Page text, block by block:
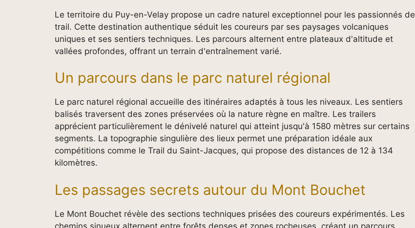
Le territoire du Puy-en-Velay propose un cadre naturel exceptionnel pour les passionnés de
trail. Cette destination authentique séduit les coureurs par ses paysages volcaniques
uniques et ses sentiers techniques. Les parcours alternent entre plateaux d'altitude et
vallées profondes, offrant un terrain d'entraînement varié.
Un parcours dans le parc naturel régional
Le parc naturel régional accueille des itinéraires adaptés à tous les niveaux. Les sentiers
balisés traversent des zones préservées où la nature règne en maître. Les trailers
apprécient particulièrement le dénivelé naturel qui atteint jusqu'à 1580 mètres sur certains
segments. La topographie singulière des lieux permet une préparation idéale aux
compétitions comme le Trail du Saint-Jacques, qui propose des distances de 12 à 134
kilomètres.
Les passages secrets autour du Mont Bouchet
Le Mont Bouchet révèle des sections techniques prisées des coureurs expérimentés. Les
chemins sinueux alternent entre forêts denses et zones rocheuses, créant un parcours